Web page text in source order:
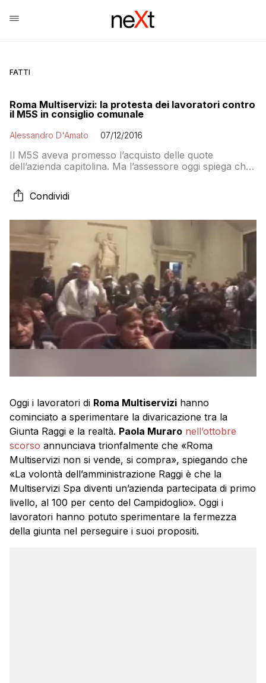
FATTI
Roma Multiservizi: la protesta dei lavoratori contro
il M5S in consiglio comunale
Alessandro D'Amato 07/12/2016
Il M5S aveva promesso l’acquisto delle quote
dell’azienda capitolina. Ma l’assessore oggi spiega che
fare. Durante il dibattito scoppia la protesta dei
lavoratori che ricordano ai grillini le promesse
quando stavi all’opposizione e stavi in mezzo a noi?»
Condividi
Oggi i lavoratori di Roma Multiservizi hanno
cominciato a sperimentare la divaricazione tra la
Giunta Raggi e la realtà. Paola Muraro nell’ottobre
scorso annunciava trionfalmente che «Roma
Multiservizi non si vende, si compra», spiegando che
«La volontà dell’amministrazione Raggi è che la
Multiservizi Spa diventi un’azienda partecipata di primo
livello, al 100 per cento del Campidoglio». Oggi i
lavoratori hanno potuto sperimentare la fermezza
della giunta nel perseguire i suoi propositi.